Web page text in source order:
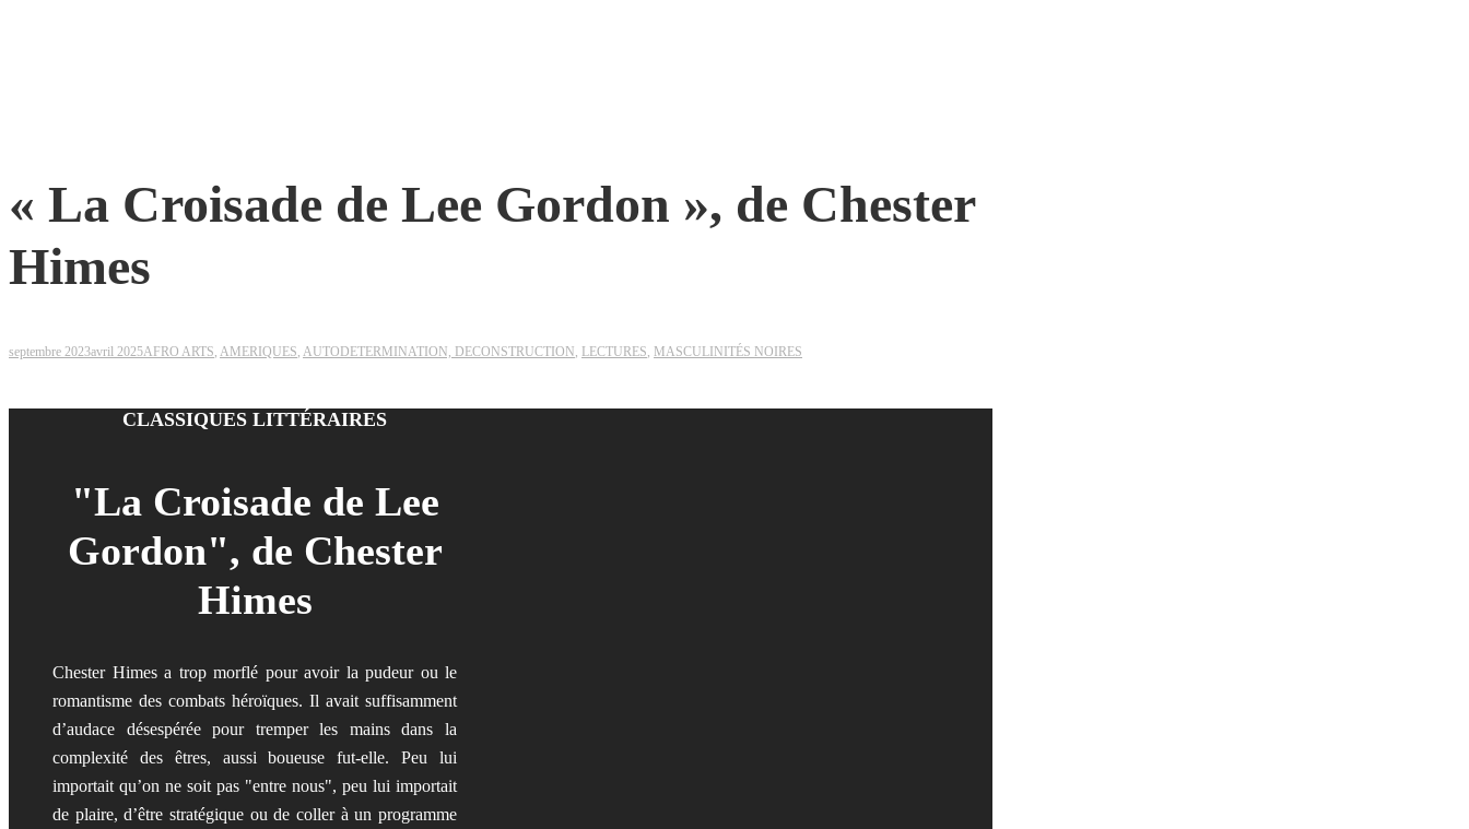
« La Croisade de Lee Gordon », de Chester
Himes
septembre 2023avril 2025AFRO ARTS AMERIQUES AUTODETERMINATION, DECONSTRUCTION LECTURES MASCULINITÉS NOIRES
CLASSIQUES LITTÉRAIRES
"La Croisade de Lee
Gordon", de Chester
Himes
Chester Himes a trop morflé pour avoir la pudeur ou le
romantisme des combats héroïques. Il avait suffisamment
d’audace désespérée pour tremper les mains dans la
complexité des êtres, aussi boueuse fut-elle. Peu lui
importait qu’on ne soit pas "entre nous", peu lui importait
de plaire, d’être stratégique ou de coller à un programme